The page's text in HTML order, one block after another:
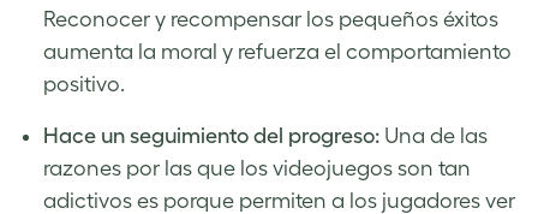
Reconocer y recompensar los pequeños éxitos
aumenta la moral y refuerza el comportamiento
positivo.
Hace un seguimiento del progreso: Una de las
razones por las que los videojuegos son tan
adictivos es porque permiten a los jugadores ver